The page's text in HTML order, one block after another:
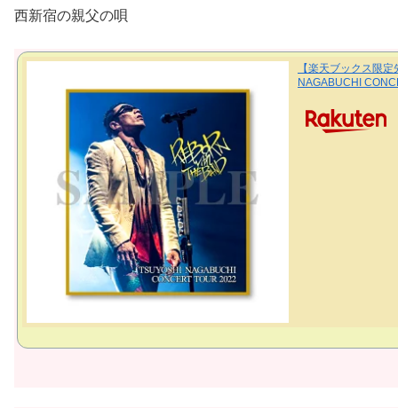
西新宿の親父の唄
【楽天ブックス限
NAGABUCHI